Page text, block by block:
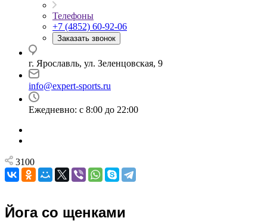
Телефоны
+7 (4852) 60-92-06
Заказать звонок
г. Ярославль, ул. Зеленцовская, 9
info@expert-sports.ru
Ежедневно: с 8:00 до 22:00
3100
Йога со щенками